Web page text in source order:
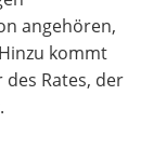
angehören,
kommt
Rates, der